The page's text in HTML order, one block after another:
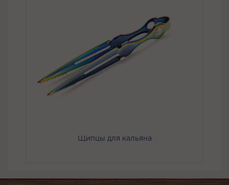
Щипцы для кальяна